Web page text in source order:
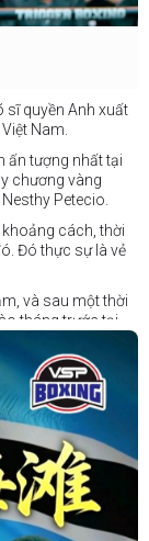
sĩ quyền Anh xuất
Nam.
ấn tượng nhất tại
chương vàng
Petecio.
cách, thời
Đó thực sự là vẻ
và sau một thời
tháng trước tại
đấu chuyên
Đối đầu với một
hiện sự điềm tĩnh
kỹ thuật.
8 ở Ho
sự nghiệp
bất bại Sandhya